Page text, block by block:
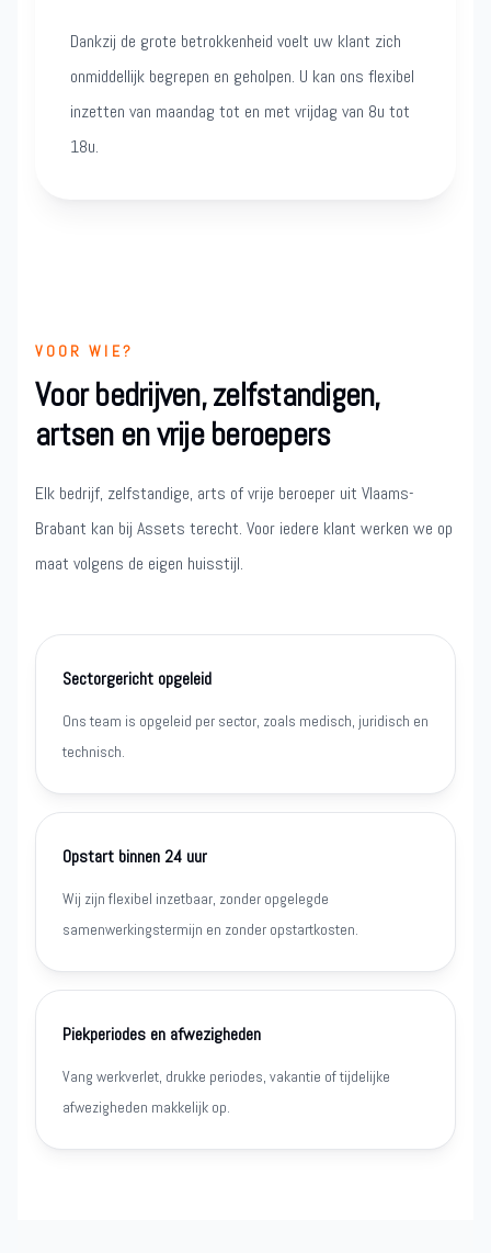
Dankzij de grote betrokkenheid voelt uw klant zich
onmiddellijk begrepen en geholpen. U kan ons flexibel
inzetten van maandag tot en met vrijdag van 8u tot
18u.
VOOR WIE?
Voor bedrijven, zelfstandigen,
artsen en vrije beroepers
Elk bedrijf, zelfstandige, arts of vrije beroeper uit Vlaams-
Brabant kan bij Assets terecht. Voor iedere klant werken we op
maat volgens de eigen huisstijl.
Sectorgericht opgeleid
Ons team is opgeleid per sector, zoals medisch, juridisch en
technisch.
Opstart binnen 24 uur
Wij zijn flexibel inzetbaar, zonder opgelegde
samenwerkingstermijn en zonder opstartkosten.
Piekperiodes en afwezigheden
Vang werkverlet, drukke periodes, vakantie of tijdelijke
afwezigheden makkelijk op.